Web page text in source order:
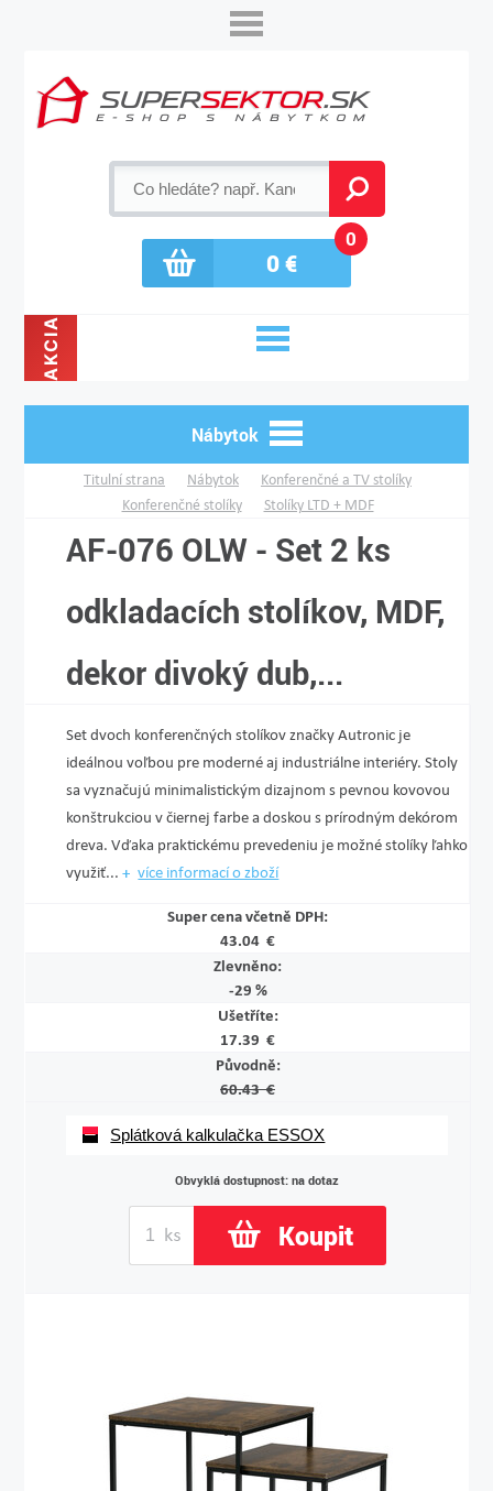
0€
0
AKCIA
Nábytok
Titulní strana Nábytok
Konferenčné a TV stolíky
Konferenčné stolíky
Stolíky LTD + MDF
AF-076 OLW - Set 2 ks
odkladacích stolíkov, MDF,
dekor divoký dub,...
Set dvoch konferenčných stolíkov značky Autronic je
ideálnou voľbou pre moderné aj industriálne interiéry. Stoly
sa vyznačujú minimalistickým dizajnom s pevnou kovovou
konštrukciou v čiernej farbe a doskou s prírodným dekórom
dreva. Vďaka praktickému prevedeniu je možné stolíky ľahko
využiť...
více informací o zboží
Super cena včetně DPH:
43.04 €
Zlevněno:
-29 %
Ušetříte:
17.39 €
Původně:
60.43 €
Splátková kalkulačka ESSOX
Obvyklá dostupnost: na dotaz
Koupit